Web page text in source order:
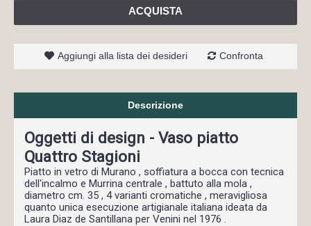
ACQUISTA
Aggiungi alla lista dei desideri Confronta
Descrizione
Oggetti di design - Vaso piatto
Quattro Stagioni
Piatto in vetro di Murano , soffiatura a bocca con tecnica
dell'incalmo e Murrina centrale , battuto alla mola ,
diametro cm. 35 , 4 varianti cromatiche , meravigliosa
quanto unica esecuzione artigianale italiana ideata da
Laura Diaz de Santillana per Venini nel 1976 .